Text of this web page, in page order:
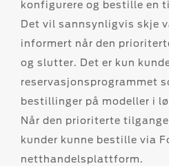
konfigurere og bestille en
Det vil sannsynligvis skje
informert når den
og slutter. Det er kun
reservasjonsprogrammet
bestillinger på modeller i
Når den prioriterte
kunder kunne bestille via
netthandelsplattform.